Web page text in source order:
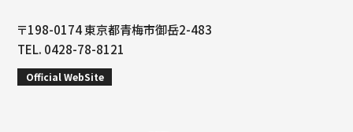
〒198-0174 東京都青梅市御岳2-483
TEL. 0428-78-8121
Official WebSite